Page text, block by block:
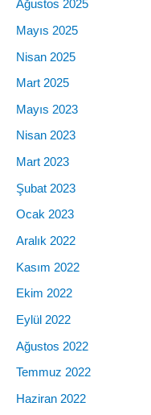
Ağustos 2025
Mayıs 2025
Nisan 2025
Mart 2025
Mayıs 2023
Nisan 2023
Mart 2023
Şubat 2023
Ocak 2023
Aralık 2022
Kasım 2022
Ekim 2022
Eylül 2022
Ağustos 2022
Temmuz 2022
Haziran 2022